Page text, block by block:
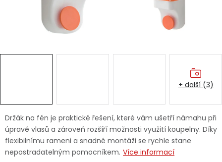
Ochranné pomůcky
Značky
Držák na fén je praktické řešení, které vám ušetří námahu při
úpravě vlasů a zároveň rozšíří možnosti využití koupelny. Díky
flexibilnímu rameni a snadné montáži se rychle stane
nepostradatelným pomocníkem. Více informací
+ další (3)